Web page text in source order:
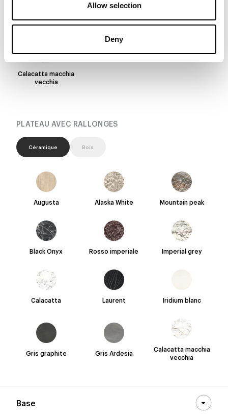
Allow selection
Deny
Calacatta Laurent Gris Ardesia
Calacatta macchia
vecchia
PLATEAU AVEC RALLONGES
Céramique Bois
Augusta Alaska White Mountain peak
Black Onyx Rosso imperiale Imperial grey
Calacatta Laurent Iridium blanc
Gris graphite Gris Ardesia
Calacatta macchia
vecchia
Base